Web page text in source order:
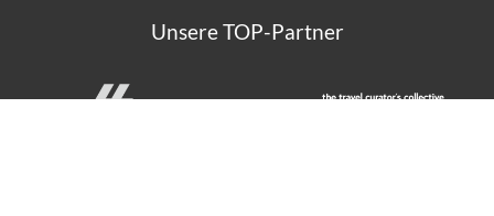
Unsere TOP-Partner